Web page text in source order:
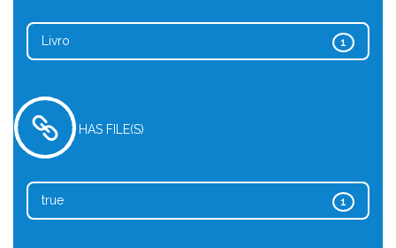
1
Livro
HAS FILE(S)
1
true